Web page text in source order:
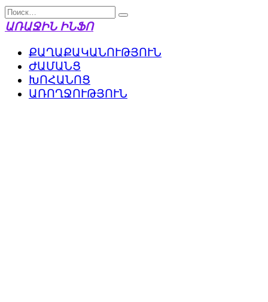
Перейти
к
Search
for:
ԱՌԱՋԻՆ ԻՆՖՈ
ՔԱՂԱՔԱԿԱՆՈՒԹՅՈՒՆ
ԺԱՄԱՆՑ
ԽՈՀԱՆՈՑ
ԱՌՈՂՋՈՒԹՅՈՒՆ